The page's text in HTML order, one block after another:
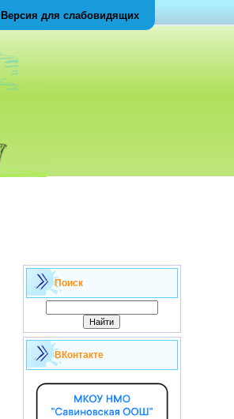
Версия для слабовидящих
Поиск
ВКонтакте